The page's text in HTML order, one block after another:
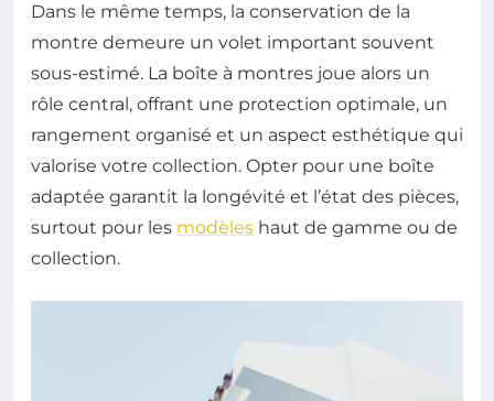
Dans le même temps, la conservation de la
montre demeure un volet important souvent
sous-estimé. La boîte à montres joue alors un
rôle central, offrant une protection optimale, un
rangement organisé et un aspect esthétique qui
valorise votre collection. Opter pour une boîte
adaptée garantit la longévité et l’état des pièces,
surtout pour les modèles haut de gamme ou de
collection.